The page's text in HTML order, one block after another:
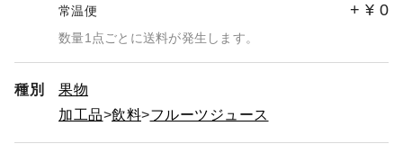
常温便 + ¥ 0
数量1点ごとに送料が発生します。
種別
果物
加工品
飲料 フルーツジュース